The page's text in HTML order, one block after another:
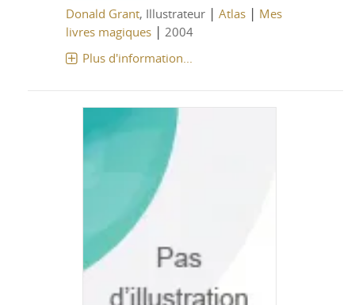
Donald Grant, Illustrateur | Atlas| Mes
livres magiques| 2004
Plus d'information...